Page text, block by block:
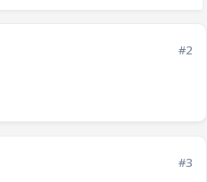
#2
#3